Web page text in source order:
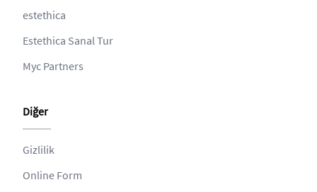
estethica
Estethica Sanal Tur
Myc Partners
Diğer
Gizlilik
Online Form